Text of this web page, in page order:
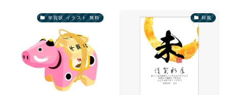
年賀状 イラスト 無料 和風